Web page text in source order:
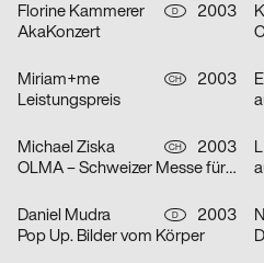
Florine Kammerer D
2003
AkaKonzert
Miriam+me CH
2003
Leistungspreis
Michael Ziska CH
2003
OLMA – Schweizer Messe für Land- und Milchwirtschaft 2003
Daniel Mudra D
2003
Pop Up. Bilder vom Körper